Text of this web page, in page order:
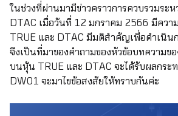
ในช่วงที่ผ่านมามีข่าวคราวการควบรวมระ
DTAC เมื่อวันที่ 12 มกราคม 2566 มีควา
TRUE และ DTAC มีมติสำคัญเพื่อดำเนิน
จึงเป็นที่มาของคำถามของหัวข้อบทความข
บนหุ้น TRUE และ DTAC จะได้รับผลกระ
DW01 จะมาไขข้อสงสัยให้ทราบกันค่ะ